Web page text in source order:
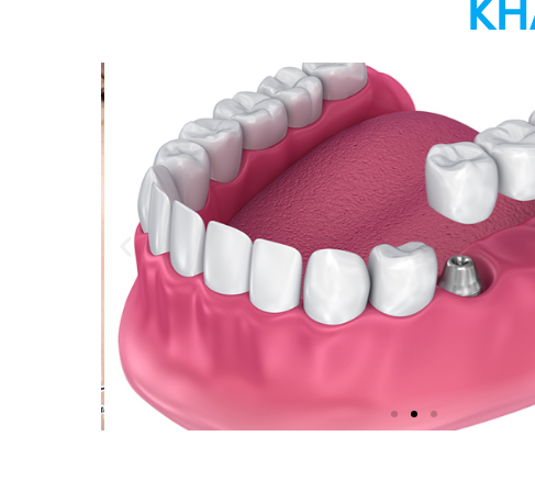
Nha khoa Thế Hệ Mới có một đội ngũ nhân
vụ tận tình chu đáo, thiết bị máy móc điều
đại, giá cả điều trị về răng
TRẦN VĂN THÁI
Mannager
★★★